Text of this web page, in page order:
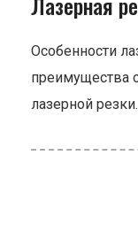
Особенности
преимущества
лазерной резки.